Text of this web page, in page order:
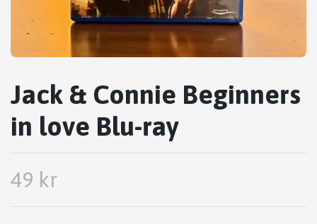
Jack & Connie Beginners
in love Blu-ray
49 kr